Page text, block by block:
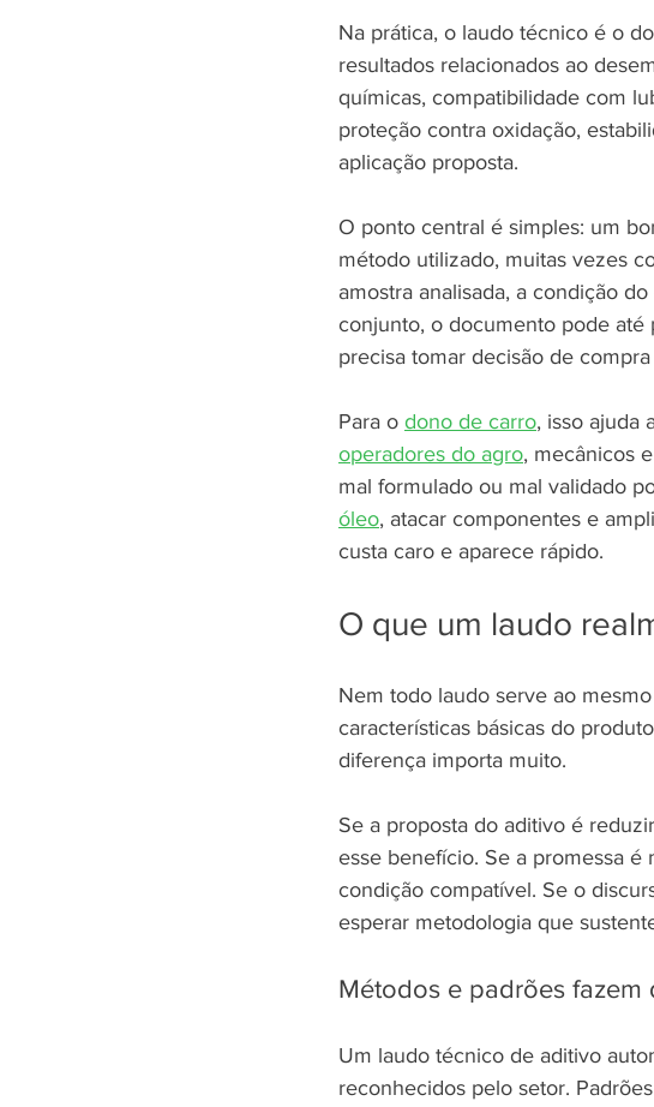
Na prática, o laudo técnico é o
resultados relacionados ao
químicas, compatibilidade com
proteção contra oxidação,
aplicação proposta.
O ponto central é simples: um
método utilizado, muitas vezes
amostra analisada, a condição
conjunto, o documento pode até
precisa tomar decisão de
Para o dono de carro, isso ajuda
operadores do agro, mecânicos
mal formulado ou mal validado
óleo, atacar componentes e
custa caro e aparece rápido.
O que um laudo
Nem todo laudo serve ao
características básicas do
diferença importa muito.
Se a proposta do aditivo é
esse benefício. Se a promessa
condição compatível. Se o
esperar metodologia que
Métodos e padrões fazem
Um laudo técnico de aditivo
reconhecidos pelo setor.